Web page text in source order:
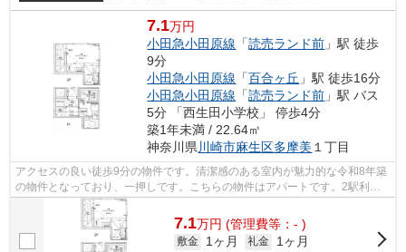
7.1万円
小田急小田原線 「読売ランド前 」駅 徒歩
9分
小田急小田原線 「百合ヶ丘 」駅 徒歩16分
小田急小田原線 「読売ランド前 」駅 バス
5分 「西生田小学校」 停歩4分
築1年未満 / 22.64㎡
神奈川県 川崎市麻生区多摩美 １丁目
アクセスの良い徒歩9分の物件です。清潔感のある室内が魅力的な令和8年築
の物件となっており、一押しです。こちらの物件はアパートです。2駅利用
ができるので電車の利用に役立つ物件で...
7.1万円 (管理費等：- )
敷金 1ヶ月 礼金
1ヶ月